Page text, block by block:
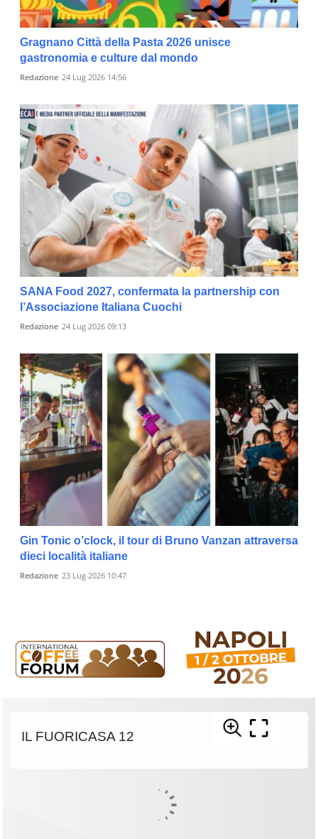
Gragnano Città della Pasta 2026 unisce
gastronomia e culture dal mondo
Redazione 24 Lug 2026 14:56
SANA Food 2027, confermata la partnership con
l’Associazione Italiana Cuochi
Redazione 24 Lug 2026 09:13
Gin Tonic o’clock, il tour di Bruno Vanzan attraversa
dieci località italiane
Redazione 23 Lug 2026 10:47